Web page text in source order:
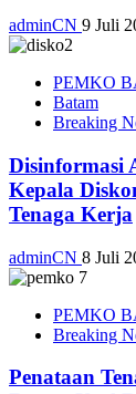
adminCN 9 Juli
PEMKO
Batam
Breaking
Disinformasi
Kepala
Tenaga Kerja
adminCN 8 Juli
PEMKO
Breaking
Penataan